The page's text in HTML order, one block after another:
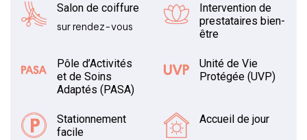
Salon de coiffure
sur rendez-vous
Intervention de
prestataires bien-
être
Pôle d’Activités
et de Soins
Adaptés (PASA)
Unité de Vie
Protégée (UVP)
Stationnement
facile
Accueil de jour